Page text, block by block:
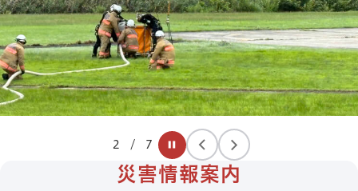
2 / 7
災害情報案内